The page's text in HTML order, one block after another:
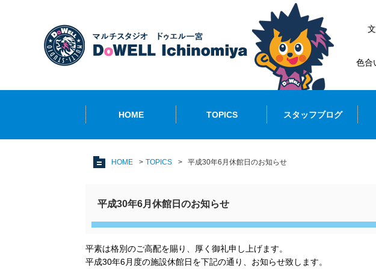
色合
HOME TOPICS スタッフブログ
HOME TOPICS 平成30年6月休館日のお知らせ
平成30年6月休館日のお知らせ
平素は格別のご高配を賜り、厚く御礼申し上げます。
平成30年6月度の施設休館日を下記の通り、お知らせ致します。